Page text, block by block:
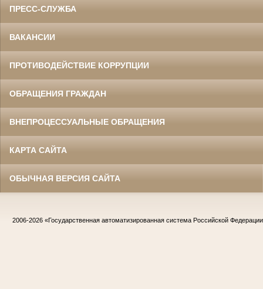
ПРЕСС-СЛУЖБА
ВАКАНСИИ
ПРОТИВОДЕЙСТВИЕ КОРРУПЦИИ
ОБРАЩЕНИЯ ГРАЖДАН
ВНЕПРОЦЕССУАЛЬНЫЕ ОБРАЩЕНИЯ
КАРТА САЙТА
ОБЫЧНАЯ ВЕРСИЯ САЙТА
2006-2026 «Государственная автоматизированная система Российской